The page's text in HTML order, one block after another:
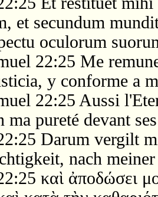
et secundum
oculorum
22:25 Me
y conforme a
22:25 Aussi
ma pureté devant
Darum vergilt
nach
καὶ ἀποδώσει